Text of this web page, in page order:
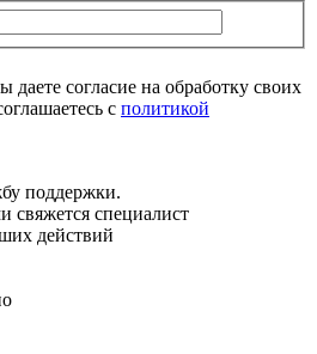
согласие на обработку своих
с политикой
поддержки.
свяжется специалист
действий